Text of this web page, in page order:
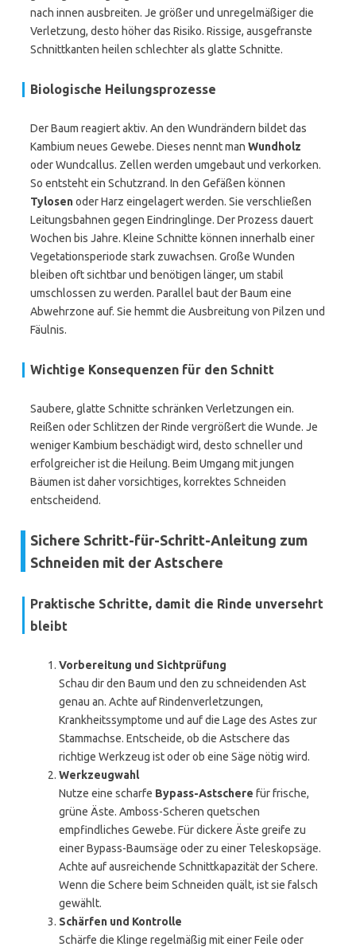
nach innen ausbreiten. Je größer und unregelmäßiger die
Verletzung, desto höher das Risiko. Rissige, ausgefranste
Schnittkanten heilen schlechter als glatte Schnitte.
Biologische Heilungsprozesse
Der Baum reagiert aktiv. An den Wundrändern bildet das
Kambium neues Gewebe. Dieses nennt man Wundholz
oder Wundcallus. Zellen werden umgebaut und verkorken.
So entsteht ein Schutzrand. In den Gefäßen können
Tylosenoder Harz eingelagert werden. Sie verschließen
Leitungsbahnen gegen Eindringlinge. Der Prozess dauert
Wochen bis Jahre. Kleine Schnitte können innerhalb einer
Vegetationsperiode stark zuwachsen. Große Wunden
bleiben oft sichtbar und benötigen länger, um stabil
umschlossen zu werden. Parallel baut der Baum eine
Abwehrzone auf. Sie hemmt die Ausbreitung von Pilzen und
Fäulnis.
Wichtige Konsequenzen für den Schnitt
Saubere, glatte Schnitte schränken Verletzungen ein.
Reißen oder Schlitzen der Rinde vergrößert die Wunde. Je
weniger Kambium beschädigt wird, desto schneller und
erfolgreicher ist die Heilung. Beim Umgang mit jungen
Bäumen ist daher vorsichtiges, korrektes Schneiden
entscheidend.
Sichere Schritt-für-Schritt-Anleitung zum
Schneiden mit der Astschere
Praktische Schritte, damit die Rinde unversehrt
bleibt
Vorbereitung und Sichtprüfung
Schau dir den Baum und den zu schneidenden Ast
genau an. Achte auf Rindenverletzungen,
Krankheitssymptome und auf die Lage des Astes zur
Stammachse. Entscheide, ob die Astschere das
richtige Werkzeug ist oder ob eine Säge nötig wird.
Werkzeugwahl
Nutze eine scharfe Bypass-Astschere für frische,
grüne Äste. Amboss-Scheren quetschen
empfindliches Gewebe. Für dickere Äste greife zu
einer Bypass-Baumsäge oder zu einer Teleskopsäge.
Achte auf ausreichende Schnittkapazität der Schere.
Wenn die Schere beim Schneiden quält, ist sie falsch
gewählt.
Schärfen und Kontrolle
Schärfe die Klinge regelmäßig mit einer Feile oder